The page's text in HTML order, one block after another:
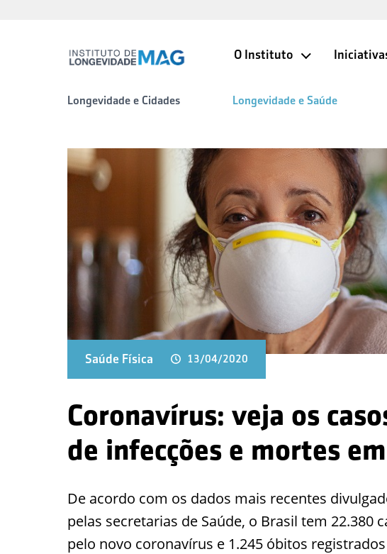
O Instituto
Longevidade e Cidades Longevidade e Saúde
Saúde Física 13/04/2020
Coronavírus: veja os
de infecções e mortes
De acordo com os dados mais recentes
pelas secretarias de Saúde, o Brasil tem 22.380
pelo novo coronavírus e 1.245 óbitos